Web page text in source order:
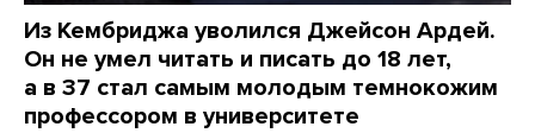
Из Кембриджа уволился Джейсон Ардей.
Он не умел читать и писать до 18 лет,
а в 37 стал самым молодым темнокожим
профессором в университете